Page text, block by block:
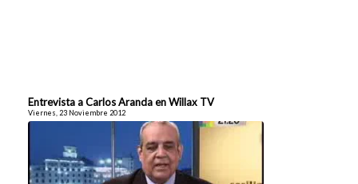
Entrevista a Carlos Aranda en Willax TV
Viernes, 23 Noviembre 2012